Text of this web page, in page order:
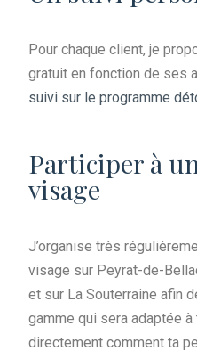
Pour chaque client, je
gratuit en fonction de ses
suivi sur le programme
Participer à
visage
J’organise très
visage sur Peyrat-de-
et sur La Souterraine afin
gamme qui sera adaptée
directement comment ta